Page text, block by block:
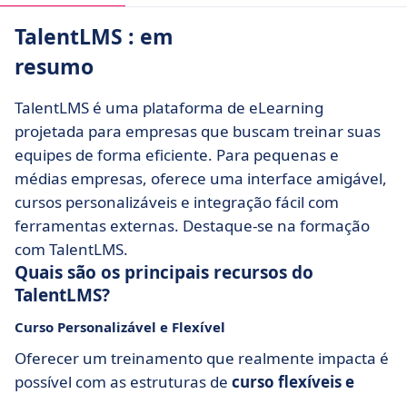
TalentLMS : em
resumo
TalentLMS é uma plataforma de eLearning
projetada para empresas que buscam treinar suas
equipes de forma eficiente. Para pequenas e
médias empresas, oferece uma interface amigável,
cursos personalizáveis e integração fácil com
ferramentas externas. Destaque-se na formação
com TalentLMS.
Quais são os principais recursos do
TalentLMS?
Curso Personalizável e Flexível
Oferecer um treinamento que realmente impacta é
possível com as estruturas de curso flexíveis e